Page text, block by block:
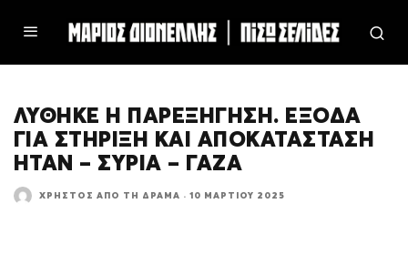
ΛΎΘΗΚΕ Η ΠΑΡΕΞΉΓΗΣΗ. ΈΞΟΔΑ
ΓΙΑ ΣΤΉΡΙΞΗ ΚΑΙ ΑΠΟΚΑΤΆΣΤΑΣΗ
ΉΤΑΝ – ΣΥΡΊΑ – ΓΆΖΑ
ΧΡΉΣΤΟΣ ΑΠΌ ΤΗ ΔΡΆΜΑ · 10 ΜΑΡΤΊΟΥ 2025